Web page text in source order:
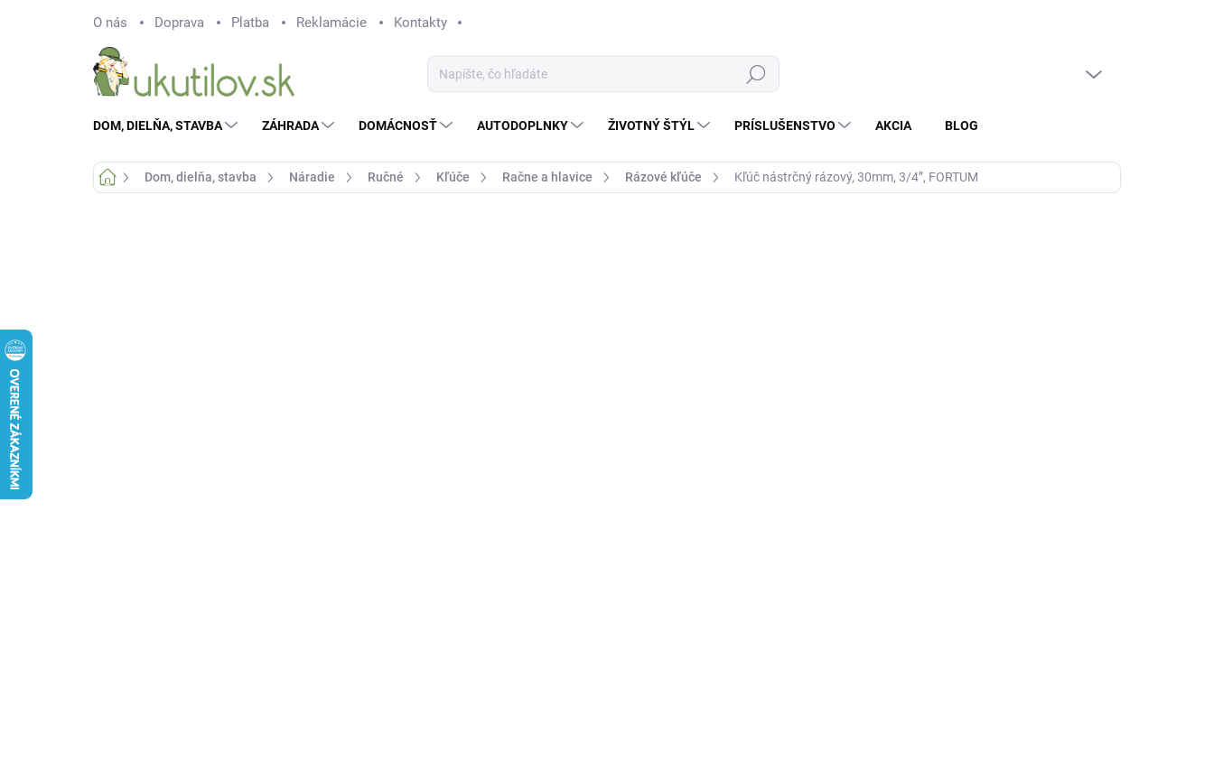
O nás Doprava Platba Reklamácie Kontakty
Hľadať
DOM, DIELŇA, STAVBA ZÁHRADA DOMÁCNOSŤ AUTODOPLNKY ŽIVOTNÝ ŠTÝL PRÍSLUŠENSTVO AKCIA BLOG
DomovDom, dielňa, stavba Náradie Ručné Kľúče Račne a hlavice Rázové kľúče Kľúč nástrčný rázový, 30mm, 3/4”, FORTUM